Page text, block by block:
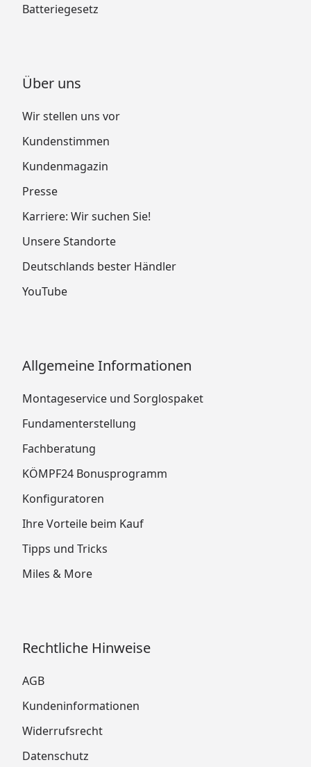
Batteriegesetz
Über uns
Wir stellen uns vor
Kundenstimmen
Kundenmagazin
Presse
Karriere: Wir suchen Sie!
Unsere Standorte
Deutschlands bester Händler
YouTube
Allgemeine Informationen
Montageservice und Sorglospaket
Fundamenterstellung
Fachberatung
KÖMPF24 Bonusprogramm
Konfiguratoren
Ihre Vorteile beim Kauf
Tipps und Tricks
Miles & More
Rechtliche Hinweise
AGB
Kundeninformationen
Widerrufsrecht
Datenschutz